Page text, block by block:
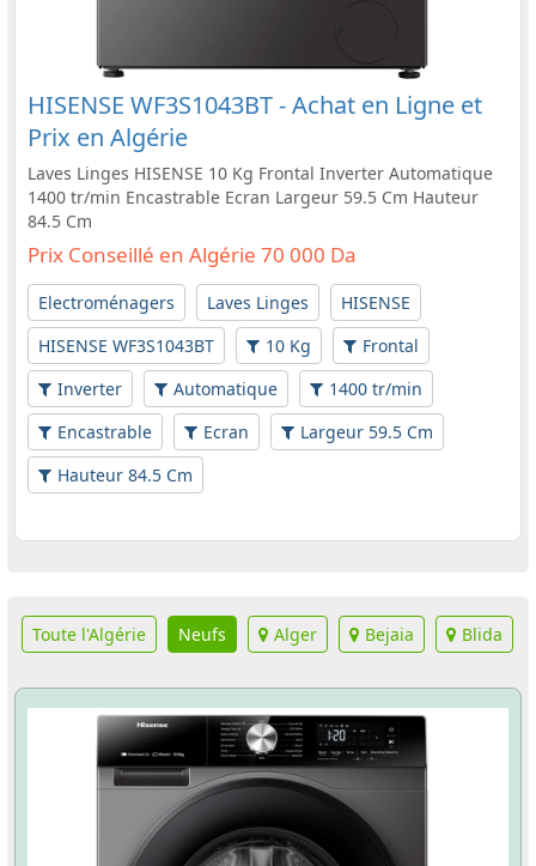
HISENSE WF3S1043BT - Achat en Ligne et
Prix en Algérie
Laves Linges HISENSE 10 Kg Frontal Inverter Automatique
1400 tr/min Encastrable Ecran Largeur 59.5 Cm Hauteur
84.5 Cm
Prix Conseillé en Algérie 70 000 Da
Electroménagers Laves Linges
HISENSE
HISENSE WF3S1043BT
10 Kg
Frontal
Inverter
Automatique
1400 tr/min
Encastrable
Ecran
Largeur 59.5 Cm
Hauteur 84.5 Cm
Toute l'Algérie Neufs Alger Bejaia Blida